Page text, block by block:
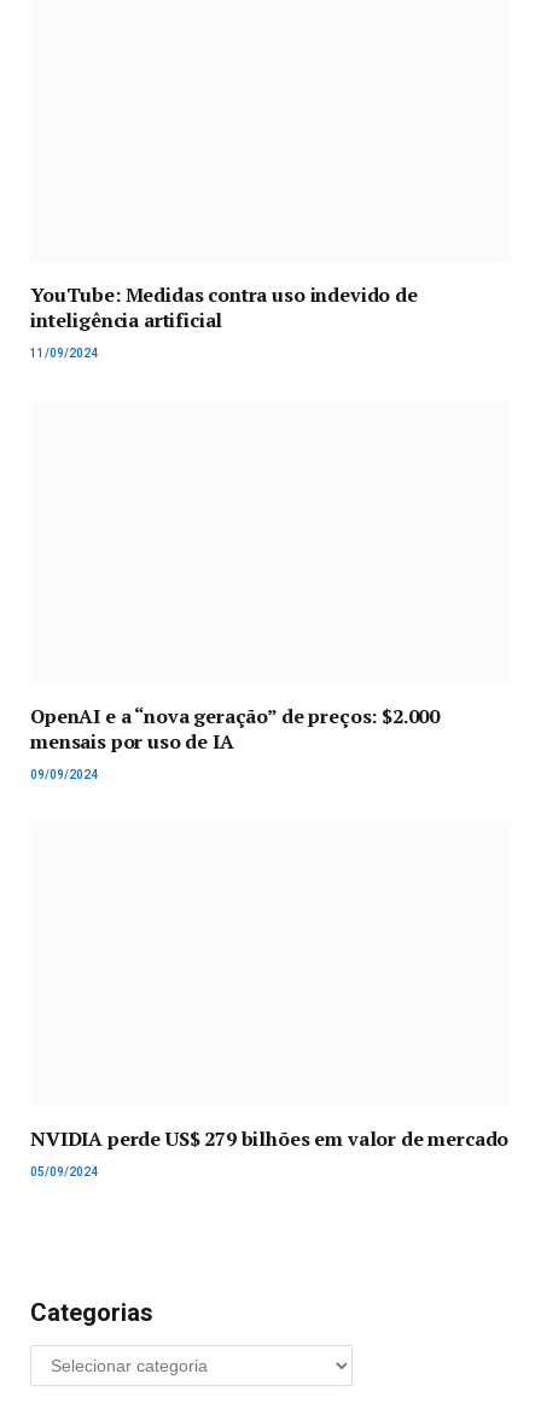
YouTube: Medidas contra uso indevido de
inteligência artificial
11/09/2024
OpenAI e a “nova geração” de preços: $2.000
mensais por uso de IA
09/09/2024
NVIDIA perde US$ 279 bilhões em valor de mercado
05/09/2024
Categorias